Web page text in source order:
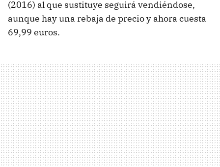
(2016) al que sustituye seguirá vendiéndose,
aunque hay una rebaja de precio y ahora cuesta
69,99 euros.